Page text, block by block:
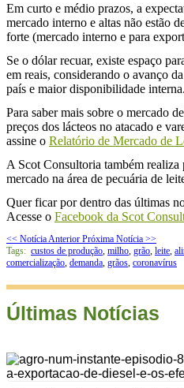
Em curto e médio prazos, a
mercado interno e altas não estão
forte (mercado interno e para
Se o dólar recuar, existe espaço
em reais, considerando o avanço
país e maior disponibilidade interna.
Para saber mais sobre o mercado
preços dos lácteos no atacado e
assine o Relatório de Mercado de
A Scot Consultoria também realiza
mercado na área de pecuária de
Quer ficar por dentro das últimas
Acesse o Facebook da Scot
<< Notícia Anterior Próxima Notícia >>
Tags: custos de produção, milho, grão, leite,
comercialização, demanda, grãos, coronavírus
Últimas Notícias